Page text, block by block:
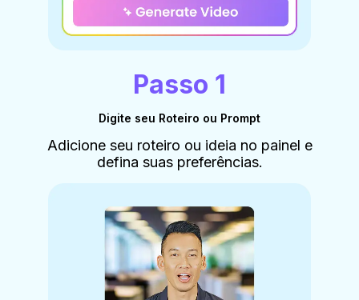
Passo 1
Digite seu Roteiro ou Prompt
Adicione seu roteiro ou ideia no painel e
defina suas preferências.